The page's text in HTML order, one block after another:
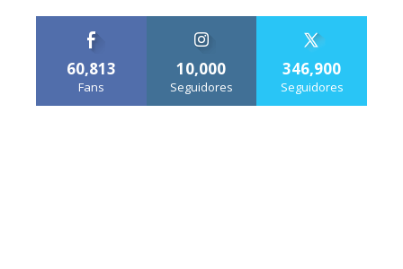
60,813
Fans
10,000
Seguidores
346,900
Seguidores